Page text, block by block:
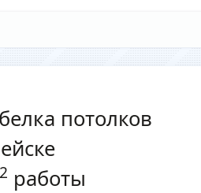
потолков
2 работы